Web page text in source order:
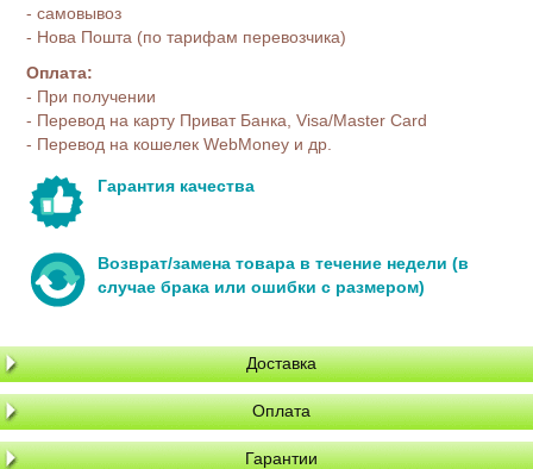
- самовывоз
- Нова Пошта (по тарифам перевозчика)
Оплата:
- При получении
- Перевод на карту Приват Банка, Visa/Master Card
- Перевод на кошелек WebMoney и др.
Гарантия качества
Возврат/замена товара в течение недели (в
случае брака или ошибки с размером)
Доставка
Оплата
Гарантии